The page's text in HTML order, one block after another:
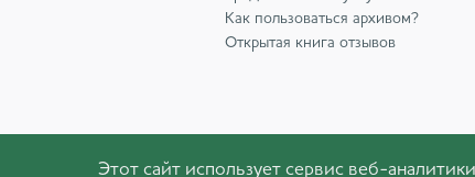
Как пользоваться архивом?
Открытая книга отзывов
Этот сайт использует сервис веб-